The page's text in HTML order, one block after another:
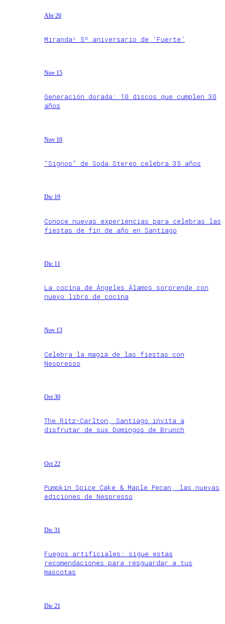
Abr 26
Miranda! 5º aniversario de ‘Fuerte’
Nov 15
Generación dorada: 10 discos que cumplen 30
años
Nov 10
“Signos” de Soda Stereo celebra 35 años
Dic 19
Conoce nuevas experiencias para celebras las
fiestas de fin de año en Santiago
Dic 11
La cocina de Ángeles Álamos sorprende con
nuevo libro de cocina
Nov 13
Celebra la magia de las fiestas con
Nespresso
Oct 30
The Ritz-Carlton, Santiago invita a
disfrutar de sus Domingos de Brunch
Oct 22
Pumpkin Spice Cake & Maple Pecan, las nuevas
ediciones de Nespresso
Dic 31
Fuegos artificiales: sigue estas
recomendaciones para resguardar a tus
mascotas
Dic 21